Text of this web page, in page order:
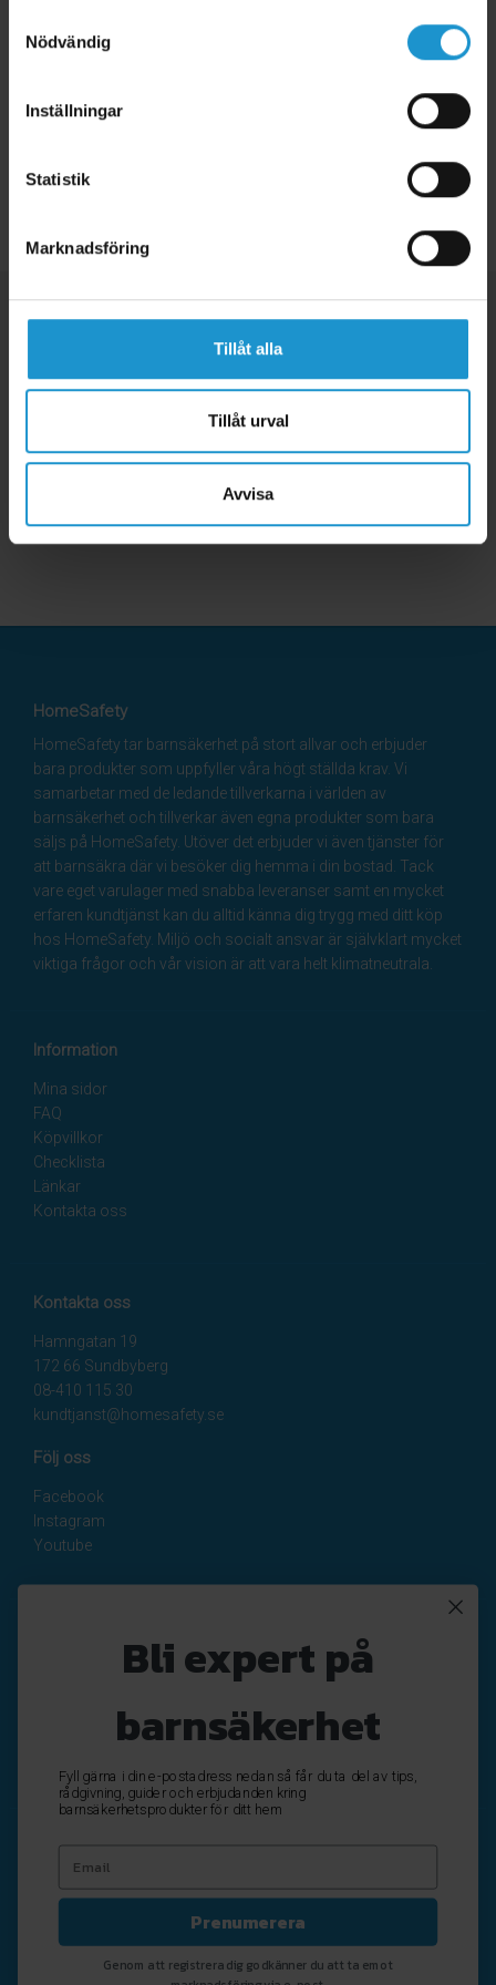
Nödvändig
Inställningar
Statistik
Marknadsföring
Tillåt alla
Tillåt urval
Avvisa
Material:Trä
HomeSafety
HomeSafety tar barnsäkerhet på stort allvar och erbjuder
bara produkter som uppfyller våra högt ställda krav. Vi
samarbetar med de ledande tillverkarna i världen av
barnsäkerhet och tillverkar även egna produkter som bara
säljs på HomeSafety. Utöver det erbjuder vi även tjänster för
att barnsäkra där vi besöker dig hemma i din bostad. Tack
vare eget varulager med snabba leveranser samt en mycket
erfaren kundtjänst kan du alltid känna dig trygg med ditt köp
hos HomeSafety. Miljö och socialt ansvar är självklart mycket
viktiga frågor och vår vision är att vara helt klimatneutrala.
Information
Mina sidor
FAQ
Köpvillkor
Checklista
Länkar
Kontakta oss
Kontakta oss
Hamngatan 19
172 66 Sundbyberg
08-410 115 30
kundtjanst@homesafety.se
Följ oss
Facebook
Instagram
Youtube
Nyhetsbrev
Avregistrera
Bli expert på
barnsäkerhet
Fyll gärna i din e-postadress nedan så får du ta del av tips,
rådgivning, guider och erbjudanden kring
barnsäkerhetsprodukter för ditt hem
Prenumerera
Genom att registrera dig godkänner du att ta emot